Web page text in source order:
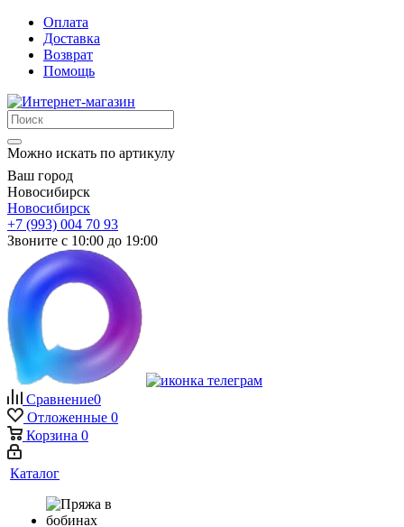
Оплата
Доставка
Возврат
Помощь
Можно искать по артикулу
Ваш город
Новосибирск
Новосибирск
+7 (993) 004 70 93
Звоните с 10:00 до 19:00
Сравнение0
Отложенные 0
Корзина 0
Каталог